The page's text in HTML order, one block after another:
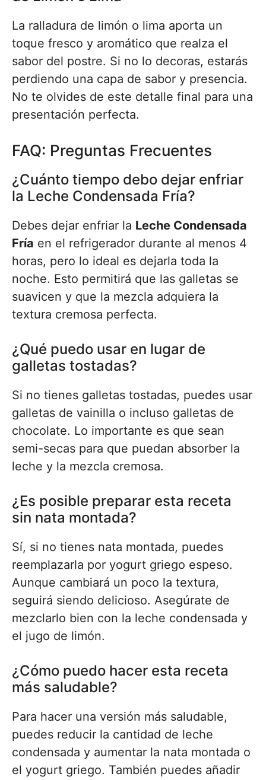
La ralladura de limón o lima aporta un
toque fresco y aromático que realza el
sabor del postre. Si no lo decoras, estarás
perdiendo una capa de sabor y presencia.
No te olvides de este detalle final para una
presentación perfecta.
FAQ: Preguntas Frecuentes
¿Cuánto tiempo debo dejar enfriar
la Leche Condensada Fría?
Debes dejar enfriar la Leche Condensada
Fría en el refrigerador durante al menos 4
horas, pero lo ideal es dejarla toda la
noche. Esto permitirá que las galletas se
suavicen y que la mezcla adquiera la
textura cremosa perfecta.
¿Qué puedo usar en lugar de
galletas tostadas?
Si no tienes galletas tostadas, puedes usar
galletas de vainilla o incluso galletas de
chocolate. Lo importante es que sean
semi-secas para que puedan absorber la
leche y la mezcla cremosa.
¿Es posible preparar esta receta
sin nata montada?
Sí, si no tienes nata montada, puedes
reemplazarla por yogurt griego espeso.
Aunque cambiará un poco la textura,
seguirá siendo delicioso. Asegúrate de
mezclarlo bien con la leche condensada y
el jugo de limón.
¿Cómo puedo hacer esta receta
más saludable?
Para hacer una versión más saludable,
puedes reducir la cantidad de leche
condensada y aumentar la nata montada o
el yogurt griego. También puedes añadir